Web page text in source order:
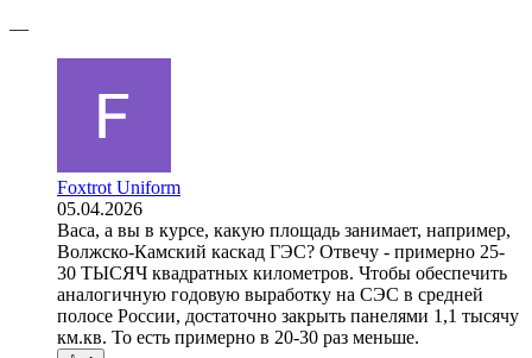
—
Foxtrot Uniform
05.04.2026
Baca, а вы в курсе, какую площадь занимает, например,
Волжско-Камский каскад ГЭС? Отвечу - примерно 25-
30 ТЫСЯЧ квадратных километров. Чтобы обеспечить
аналогичную годовую выработку на СЭС в средней
полосе России, достаточно закрыть панелями 1,1 тысячу
км.кв. То есть примерно в 20-30 раз меньше.